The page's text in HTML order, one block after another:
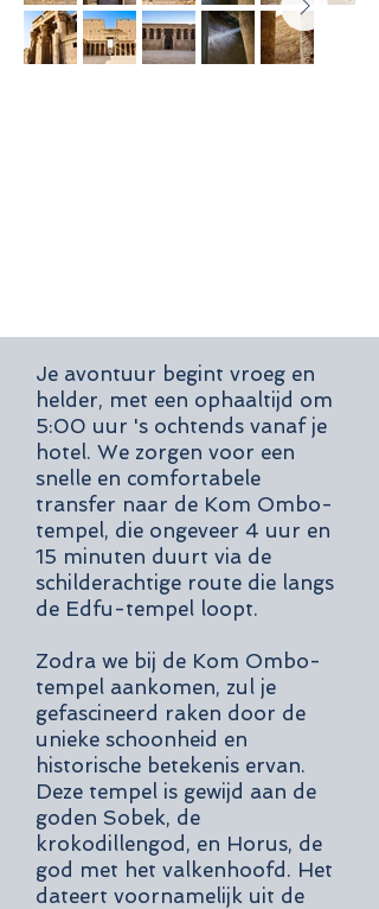
Je avontuur begint vroeg en
helder, met een ophaaltijd om
5:00 uur 's ochtends vanaf je
hotel. We zorgen voor een
snelle en comfortabele
transfer naar de Kom Ombo-
tempel, die ongeveer 4 uur en
15 minuten duurt via de
schilderachtige route die langs
de Edfu-tempel loopt.
Zodra we bij de Kom Ombo-
tempel aankomen, zul je
gefascineerd raken door de
unieke schoonheid en
historische betekenis ervan.
Deze tempel is gewijd aan de
goden Sobek, de
krokodillengod, en Horus, de
god met het valkenhoofd. Het
dateert voornamelijk uit de